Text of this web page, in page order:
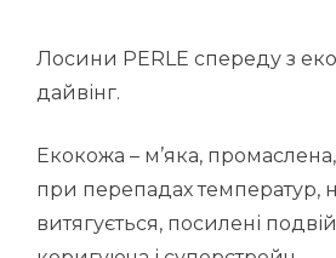
Лосини PERLE спереду з
дайвінг.
Екокожа – м’яка,
при перепадах температур,
витягується, посилені